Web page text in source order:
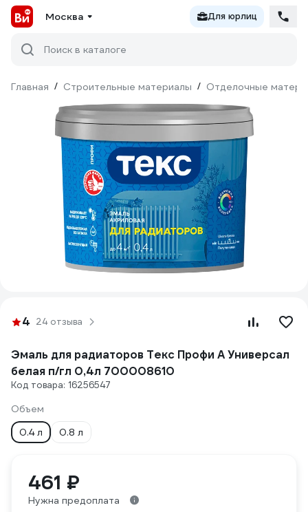
Москва Для юрлиц
Поиск в каталоге
Главная / Строительные материалы / Отделочные
4 24 отзыва
Эмаль для радиаторов Текс Профи А Универсал
белая п/гл 0,4л 700008610
Код товара: 16256547
Объем
0.4 л
0.8 л
461 ₽
Нужна предоплата